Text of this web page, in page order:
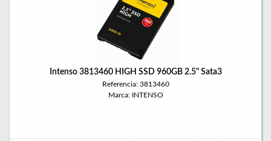
Intenso 3813460 HIGH SSD 960GB 2.5" Sata3
Referencia: 3813460
Marca: INTENSO